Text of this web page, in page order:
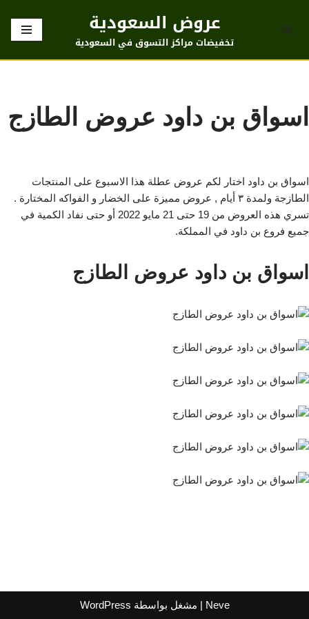
تخطى
عروض السعودية
تخفيضات مراكز التسوق في السعودية
اسواق بن داود عروض الطازج
اسواق بن داود اختار لكم عروض عطلة هذا الاسبوع على المنتجات
الطازجة ولمدة ٣ أيام , عروض مميزة على الخضار و الفواكه المختارة .
‏تسري هذه العروض من 19 حتى 21 مايو 2022 أو حتى نفاد الكمية في
جميع فروع بن داود في المملكة.
اسواق بن داود عروض الطازج
Neve | مشغل بواسطة WordPress
اشترك لتصلك عروض مراكز التسوق